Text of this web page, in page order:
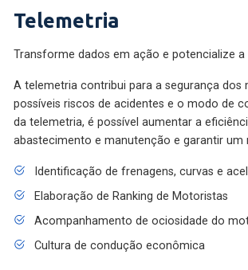
Telemetria
Transforme dados em ação e potencialize a
A telemetria contribui para a segurança dos
possíveis riscos de acidentes e o modo de
da telemetria, é possível aumentar a
abastecimento e manutenção e garantir um
Identificação de frenagens, curvas e
Elaboração de Ranking de Motoristas
Acompanhamento de ociosidade do
Cultura de condução econômica